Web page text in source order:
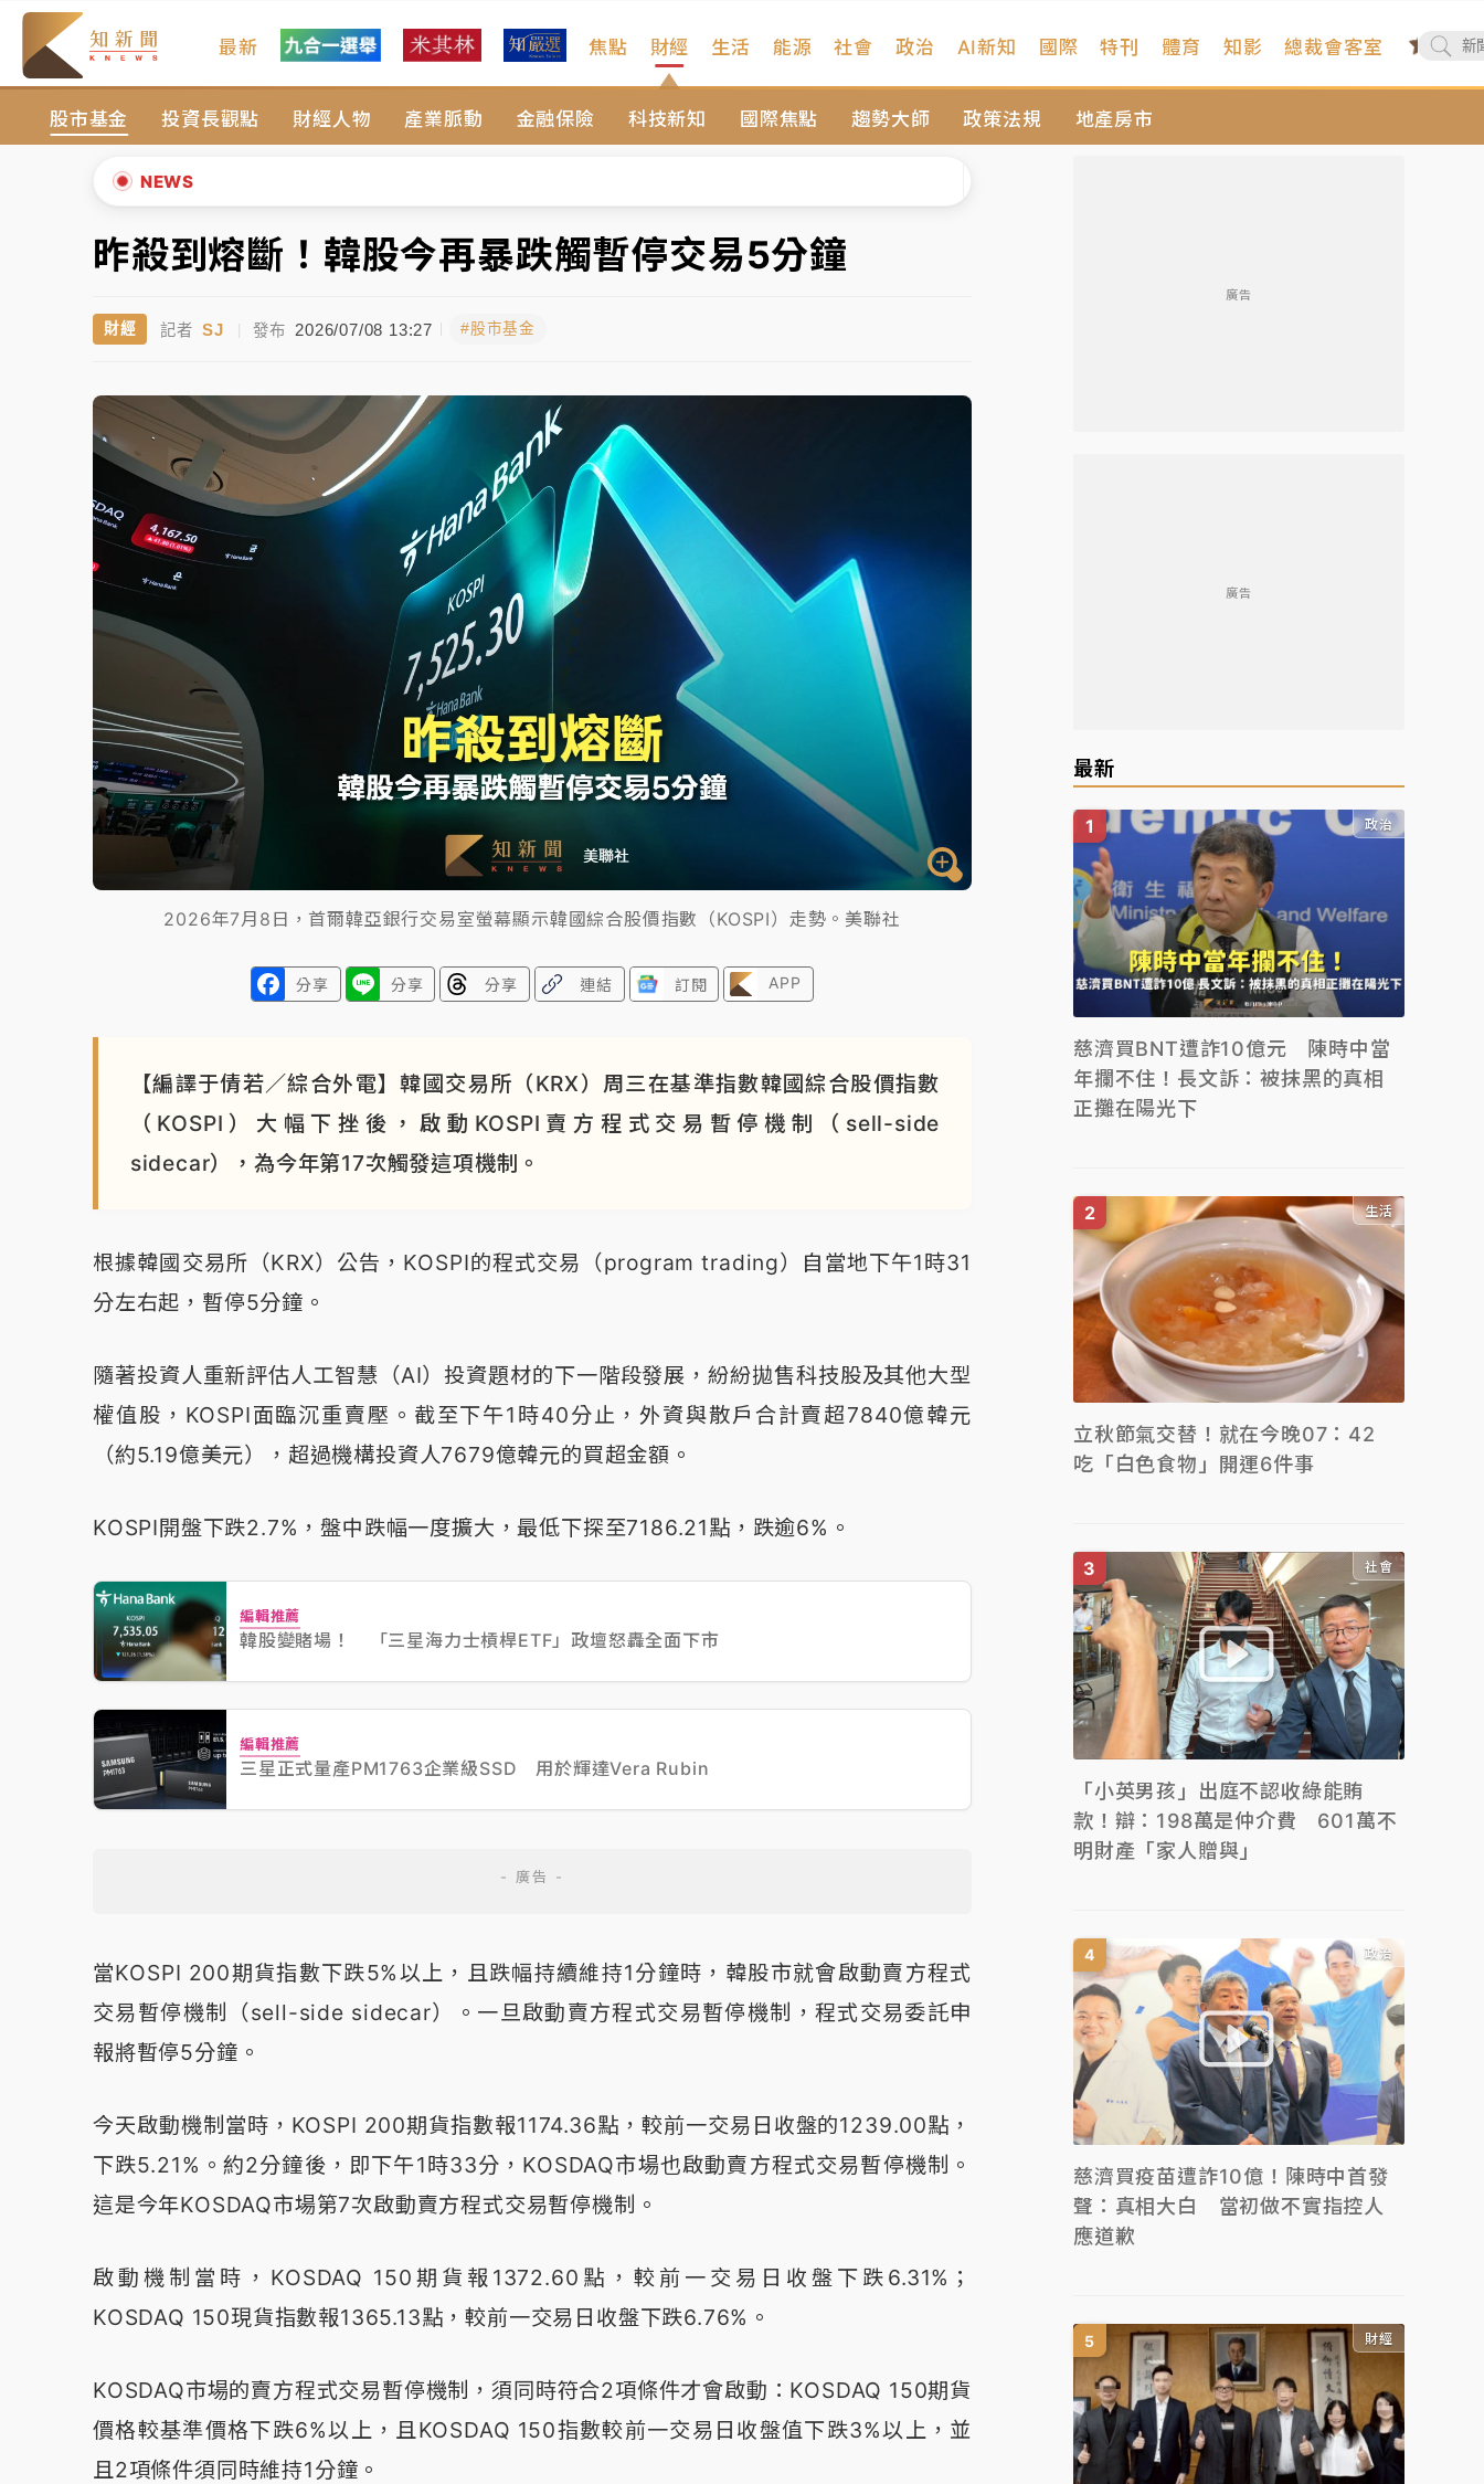
最新 焦點 財經
股市基金 投資長觀點 財經人物 產業脈動 金融保險 科技新知 國際焦點 趨勢大師 政策法規 地產房市
生活 能源 社會 政治 AI新知 國際 特刊 體育 知影 總裁會客室
NEWS
暑假過三周才推「E宿新北打卡趣」！抽獎程序複雜 觀旅局回應了
中信慈善基金會想增加董事人數！辜仲諒向法院聲請遭駁 理由曝光
故宮《龍藏經》特展第2檔！今線上預約開賣一度塞車 周六起展出延長至晚上7時
父親節泡湯了！中颱白海豚雨彈轟3天 「紅到發紫」降雨熱區曝
暑假過三周才推「E宿新北打卡趣」！抽獎程序複雜 觀旅局回應了
中信慈善基金會想增加董事人數！辜仲諒向法院聲請遭駁 理由曝光
故宮《龍藏經》特展第2檔！今線上預約開賣一度塞車 周六起展出延長至晚上7時
台東農業處長涉圖利渡假村！東檢抗告成功 今重開羈押庭
父親節泡湯了！中颱白海豚雨彈轟3天 「紅到發紫」降雨熱區曝
▲
昨殺到熔斷！韓股今再暴跌觸暫停交易5分鐘
財經 記者 SJ | 發布 2026/07/08 13:27 #股市基金
2026年7月8日，首爾韓亞銀行交易室螢幕顯示韓國綜合股價指數（KOSPI）走勢。美聯社
分享 分享 分享 連結 訂閱 APP
【編譯于倩若／綜合外電】韓國交易所（KRX）周三在基準指數韓國綜合股價指數
（KOSPI）大幅下挫後，啟動KOSPI賣方程式交易暫停機制（sell-side
sidecar），為今年第17次觸發這項機制。
根據韓國交易所（KRX）公告，KOSPI的程式交易（program trading）自當地下午1時31
分左右起，暫停5分鐘。
隨著投資人重新評估人工智慧（AI）投資題材的下一階段發展，紛紛拋售科技股及其他大型
權值股，KOSPI面臨沉重賣壓。截至下午1時40分止，外資與散戶合計賣超7840億韓元
（約5.19億美元），超過機構投資人7679億韓元的買超金額。
KOSPI開盤下跌2.7%，盤中跌幅一度擴大，最低下探至7186.21點，跌逾6%。
編輯推薦
韓股變賭場！ 「三星海力士槓桿ETF」政壇怒轟全面下市
編輯推薦
三星正式量產PM1763企業級SSD 用於輝達Vera Rubin
當KOSPI 200期貨指數下跌5%以上，且跌幅持續維持1分鐘時，韓股市就會啟動賣方程式
交易暫停機制（sell-side sidecar）。一旦啟動賣方程式交易暫停機制，程式交易委託申
報將暫停5分鐘。
今天啟動機制當時，KOSPI 200期貨指數報1174.36點，較前一交易日收盤的1239.00點，
下跌5.21%。約2分鐘後，即下午1時33分，KOSDAQ市場也啟動賣方程式交易暫停機制。
這是今年KOSDAQ市場第7次啟動賣方程式交易暫停機制。
啟動機制當時，KOSDAQ 150期貨報1372.60點，較前一交易日收盤下跌6.31%；
KOSDAQ 150現貨指數報1365.13點，較前一交易日收盤下跌6.76%。
KOSDAQ市場的賣方程式交易暫停機制，須同時符合2項條件才會啟動：KOSDAQ 150期貨
價格較基準價格下跌6%以上，且KOSDAQ 150指數較前一交易日收盤值下跌3%以上，並
且2項條件須同時維持1分鐘。
廣告
廣告
最新
政治
慈濟買BNT遭詐10億元 陳時中當
年攔不住！長文訴：被抹黑的真相
正攤在陽光下
生活
立秋節氣交替！就在今晚07：42
吃「白色食物」開運6件事
社會
「小英男孩」出庭不認收綠能賄
款！辯：198萬是仲介費 601萬不
明財產「家人贈與」
政治
慈濟買疫苗遭詐10億！陳時中首發
聲：真相大白 當初做不實指控人
應道歉
財經